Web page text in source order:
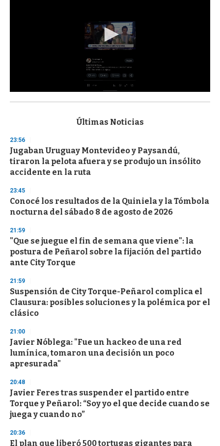
s
d
s
o
f
3
s
e
c
o
d
s
Últimas Noticias
23:56
Jugaban Uruguay Montevideo y Paysandú,
tiraron la pelota afuera y se produjo un insólito
accidente en la ruta
23:45
Conocé los resultados de la Quiniela y la Tómbola
nocturna del sábado 8 de agosto de 2026
21:59
"Que se juegue el fin de semana que viene": la
postura de Peñarol sobre la fijación del partido
ante City Torque
21:59
Suspensión de City Torque-Peñarol complica el
Clausura: posibles soluciones y la polémica por el
clásico
21:00
Javier Nóblega: "Fue un hackeo de una red
lumínica, tomaron una decisión un poco
apresurada"
20:48
Javier Feres tras suspender el partido entre
Torque y Peñarol: “Soy yo el que decide cuando se
juega y cuando no”
20:36
El plan que liberó 500 tortugas gigantes para